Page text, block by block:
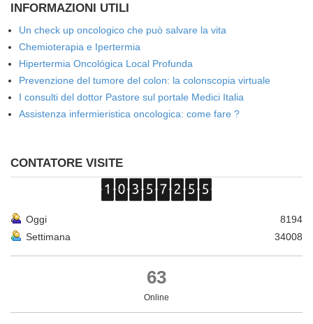
INFORMAZIONI UTILI
Un check up oncologico che può salvare la vita
Chemioterapia e Ipertermia
Hipertermia Oncológica Local Profunda
Prevenzione del tumore del colon: la colonscopia virtuale
I consulti del dottor Pastore sul portale Medici Italia
Assistenza infermieristica oncologica: come fare ?
CONTATORE VISITE
Oggi
8194
Settimana
34008
63
Online